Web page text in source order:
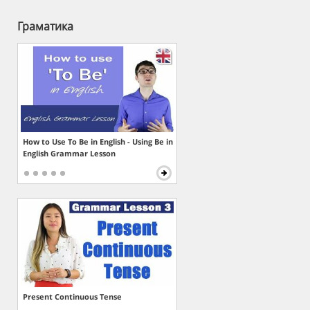
Граматика
How to Use To Be in English - Using Be in
English Grammar Lesson
Present Continuous Tense